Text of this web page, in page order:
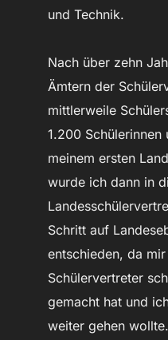
und Technik.
Nach über zehn
Ämtern der
mittlerweile
1.200 Schülerinnen
meinem ersten
wurde ich dann in
Schritt auf
entschieden, da
Schülervertreter
gemacht hat und
weiter gehen